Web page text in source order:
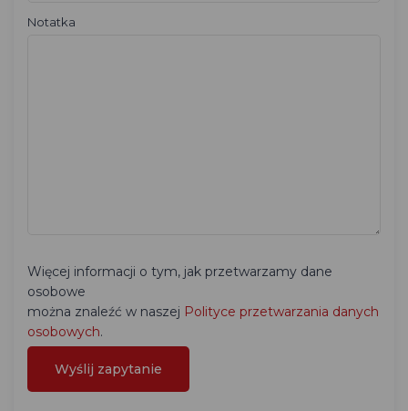
Notatka
Więcej informacji o tym, jak przetwarzamy dane
osobowe
można znaleźć w naszej Polityce przetwarzania danych
osobowych.